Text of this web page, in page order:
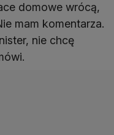
domowe wrócą,
mam komentarza.
nie chcę